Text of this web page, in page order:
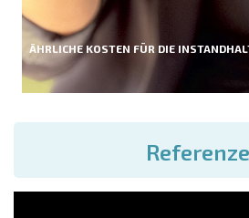
ÄHRLICHE KOSTEN FÜR DIE